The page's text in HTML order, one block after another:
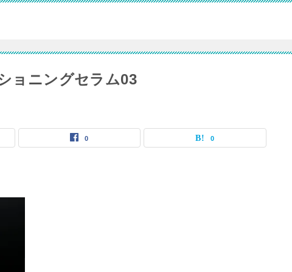
ョニングセラム03
0 0